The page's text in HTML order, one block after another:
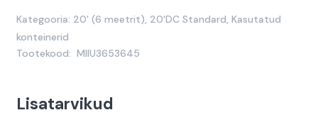
Kategooria: 20' (6 meetrit), 20'DC Standard, Kasutatud
konteinerid
Tootekood: MIIU3653645
Lisatarvikud